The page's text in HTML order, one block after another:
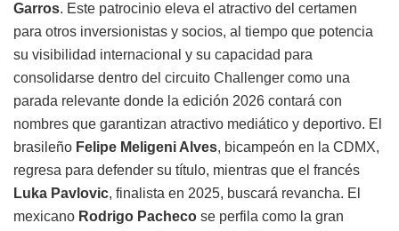
Garros. Este patrocinio eleva el atractivo del certamen
para otros inversionistas y socios, al tiempo que potencia
su visibilidad internacional y su capacidad para
consolidarse dentro del circuito Challenger como una
parada relevante donde la edición 2026 contará con
nombres que garantizan atractivo mediático y deportivo. El
brasileño Felipe Meligeni Alves, bicampeón en la CDMX,
regresa para defender su título, mientras que el francés
Luka Pavlovic, finalista en 2025, buscará revancha. El
mexicano Rodrigo Pacheco se perfila como la gran